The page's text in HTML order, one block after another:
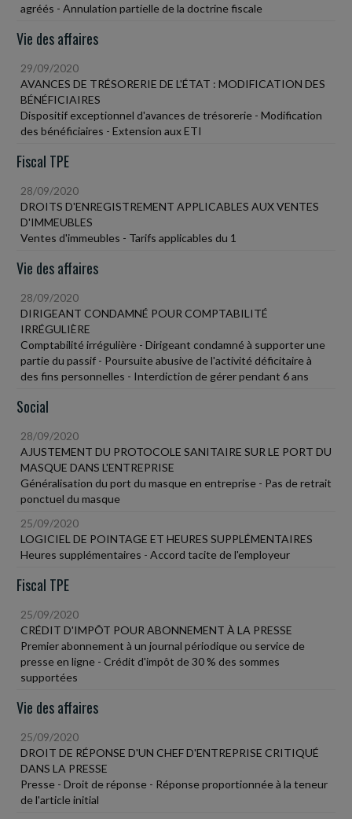
agréés - Annulation partielle de la doctrine fiscale
Vie des affaires
29/09/2020
AVANCES DE TRÉSORERIE DE L'ÉTAT : MODIFICATION DES
BÉNÉFICIAIRES
Dispositif exceptionnel d'avances de trésorerie - Modification
des bénéficiaires - Extension aux ETI
Fiscal TPE
28/09/2020
DROITS D'ENREGISTREMENT APPLICABLES AUX VENTES
D'IMMEUBLES
Ventes d'immeubles - Tarifs applicables du 1
Vie des affaires
28/09/2020
DIRIGEANT CONDAMNÉ POUR COMPTABILITÉ
IRRÉGULIÈRE
Comptabilité irrégulière - Dirigeant condamné à supporter une
partie du passif - Poursuite abusive de l'activité déficitaire à
des fins personnelles - Interdiction de gérer pendant 6 ans
Social
28/09/2020
AJUSTEMENT DU PROTOCOLE SANITAIRE SUR LE PORT DU
MASQUE DANS L'ENTREPRISE
Généralisation du port du masque en entreprise - Pas de retrait
ponctuel du masque
25/09/2020
LOGICIEL DE POINTAGE ET HEURES SUPPLÉMENTAIRES
Heures supplémentaires - Accord tacite de l'employeur
Fiscal TPE
25/09/2020
CRÉDIT D'IMPÔT POUR ABONNEMENT À LA PRESSE
Premier abonnement à un journal périodique ou service de
presse en ligne - Crédit d'impôt de 30 % des sommes
supportées
Vie des affaires
25/09/2020
DROIT DE RÉPONSE D'UN CHEF D'ENTREPRISE CRITIQUÉ
DANS LA PRESSE
Presse - Droit de réponse - Réponse proportionnée à la teneur
de l'article initial